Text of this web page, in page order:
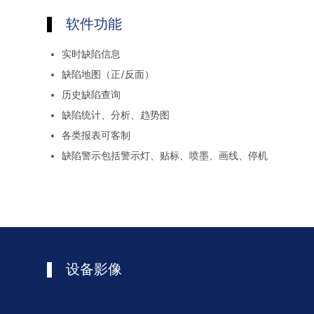
软件功能
实时缺陷信息
缺陷地图（正/反面）
历史缺陷查询
缺陷统计、分析、趋势图
各类报表可客制
缺陷警示包括警示灯、贴标、喷墨、画线、停机
设备影像